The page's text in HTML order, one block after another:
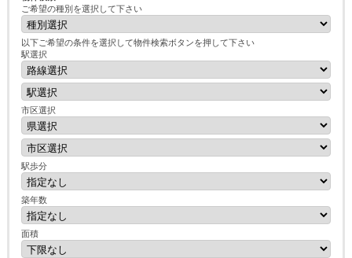
ご希望の種別を選択して下さい
以下ご希望の条件を選択して物件検索ボタンを押して下さい
駅選択
市区選択
駅歩分
築年数
面積